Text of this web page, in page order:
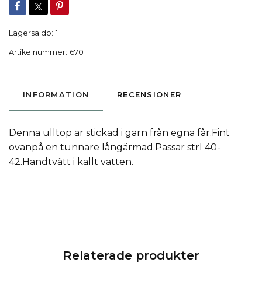
Lagersaldo: 1
Artikelnummer: 670
INFORMATION RECENSIONER
Denna ulltop är stickad i garn från egna får.Fint
ovanpå en tunnare långärmad.Passar strl 40-
42.Handtvätt i kallt vatten.